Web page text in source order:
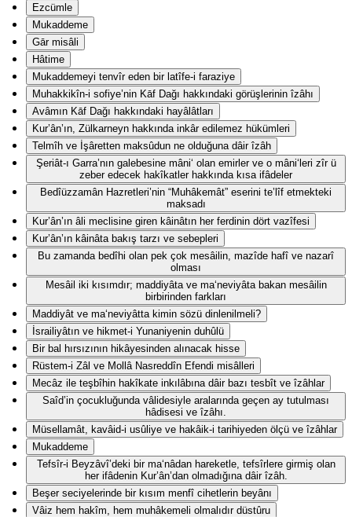
Ezcümle
Mukaddeme
Gār misâli
Hâtime
Mukaddemeyi tenvîr eden bir latîfe-i faraziye
Muhakkikîn-i sofiye’nin Kāf Dağı hakkındaki görüşlerinin îzâhı
Avâmın Kāf Dağı hakkındaki hayâlâtları
Kur’ân’ın, Zülkarneyn hakkında inkâr edilemez hükümleri
Telmîh ve İşâretten maksûdun ne olduğuna dâir îzâh
Şeriât-ı Garra’nın galebesine mâni‘ olan emirler ve o mâni‘leri zîr ü
zeber edecek hakîkatler hakkında kısa ifâdeler
Bedîüzzamân Hazretleri’nin “Muhâkemât” eserini te’lîf etmekteki
maksadı
Kur’ân’ın âli meclisine giren kâinâtın her ferdinin dört vazîfesi
Kur’ân’ın kâinâta bakış tarzı ve sebepleri
Bu zamanda bedîhi olan pek çok mesâilin, mazîde hafî ve nazarî
olması
Mesâil iki kısımdır; maddiyâta ve ma‘neviyâta bakan mesâilin
birbirinden farkları
Maddiyât ve ma‘neviyâtta kimin sözü dinlenilmeli?
İsrailiyâtın ve hikmet-i Yunaniyenin duhûlü
Bir bal hırsızının hikâyesinden alınacak hisse
Rüstem-i Zâl ve Mollâ Nasreddîn Efendi misâlleri
Mecâz ile teşbîhin hakîkate inkılâbına dâir bazı tesbît ve îzâhlar
Saîd’in çocukluğunda vâlidesiyle aralarında geçen ay tutulması
hâdisesi ve îzâhı.
Müsellamât, kavâid-i usûliye ve hakâik-i tarihiyeden ölçü ve îzâhlar
Mukaddeme
Tefsîr-i Beyzâvî’deki bir ma‘nâdan hareketle, tefsîrlere girmiş olan
her ifâdenin Kur’ân’dan olmadığına dâir îzâh.
Beşer seciyelerinde bir kısım menfî cihetlerin beyânı
Vâiz hem hakîm, hem muhâkemeli olmalıdır düstûru